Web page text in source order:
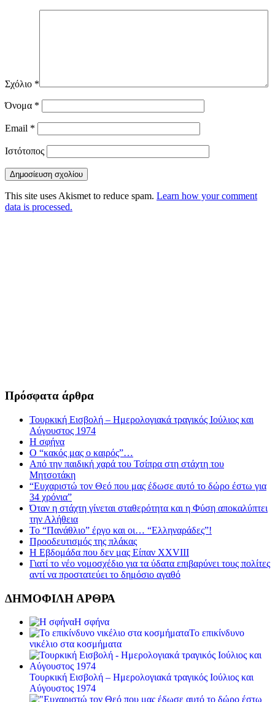
Σχόλιο *
Όνομα *
Email *
Ιστότοπος
This site uses Akismet to reduce spam. Learn how your comment
data is processed.
Πρόσφατα άρθρα
Τουρκική Εισβολή – Ημερολογιακά τραγικός Ιούλιος και
Αύγουστος 1974
Η σφήνα
Ο “κακός μας ο καιρός”…
Από την παιδική χαρά του Τσίπρα στη στάχτη του
Μητσοτάκη
“Ευχαριστώ τον Θεό που μας έδωσε αυτό το δώρο έστω για
34 χρόνια”
Όταν η στάχτη γίνεται σταθερότητα και η Φύση αποκαλύπτει
την Αλήθεια
Το “Πανάθλιο” έργο και οι… “Ελληναράδες”!
Προοδευτισμός της πλάκας
Η Εβδομάδα που δεν μας Είπαν XXVIII
Γιατί το νέο νομοσχέδιο για τα ύδατα επιβαρύνει τους πολίτες
αντί να προστατεύει το δημόσιο αγαθό
ΔΗΜΟΦΙΛΗ ΑΡΘΡΑ
Η σφήνα
Το επικίνδυνο
νικέλιο στα κοσμήματα
Τουρκική Εισβολή – Ημερολογιακά τραγικός Ιούλιος και
Αύγουστος 1974